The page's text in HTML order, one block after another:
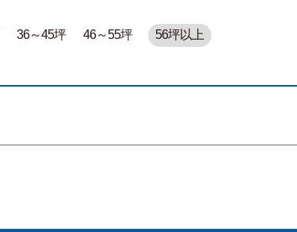
36～45坪 46～55坪 56坪以上